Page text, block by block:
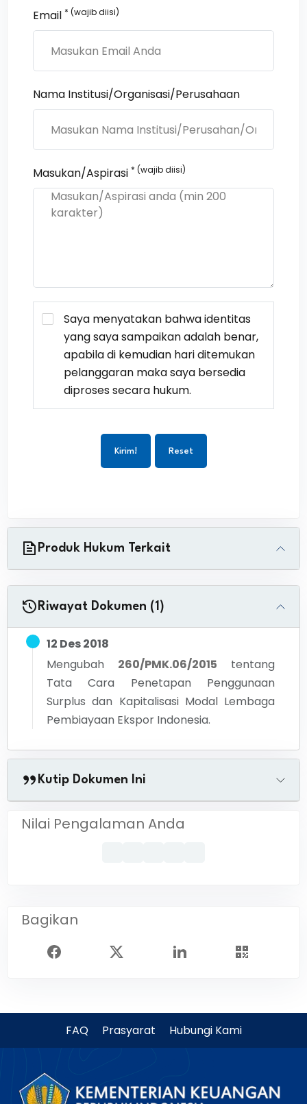
Email * (wajib diisi)
Nama Institusi/Organisasi/Perusahaan
Masukan/Aspirasi * (wajib diisi)
Saya menyatakan bahwa identitas
yang saya sampaikan adalah benar,
apabila di kemudian hari ditemukan
pelanggaran maka saya bersedia
diproses secara hukum.
Kirim! Reset
Produk Hukum Terkait
Riwayat Dokumen (1)
12 Des 2018
Mengubah
260/PMK.06/2015
tentang
Tata Cara Penetapan Penggunaan
Surplus dan Kapitalisasi Modal Lembaga
Pembiayaan Ekspor Indonesia.
Kutip Dokumen Ini
Nilai Pengalaman Anda
Bagikan
FAQ Prasyarat Hubungi Kami